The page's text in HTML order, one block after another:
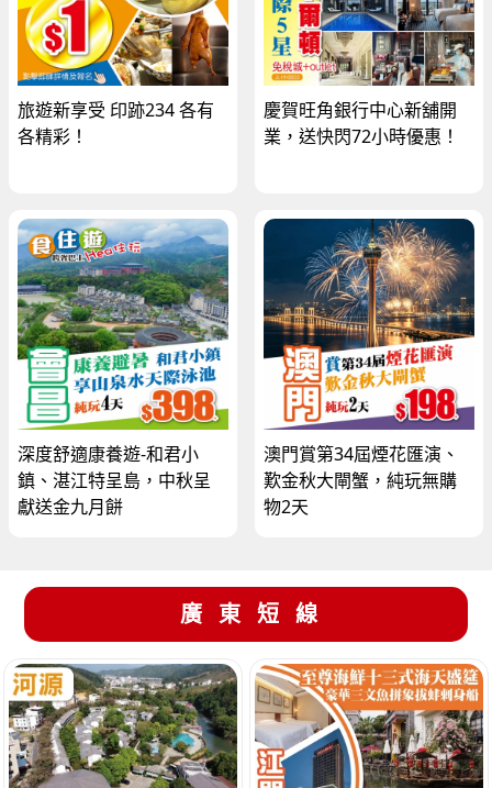
旅遊新享受 印跡234 各有
各精彩！
慶賀旺角銀行中心新舖開
業，送快閃72小時優惠！
深度舒適康養遊-和君小
鎮、湛江特呈島，中秋呈
獻送金九月餅
澳門賞第34屆煙花匯演、
歎金秋大閘蟹，純玩無購
物2天
廣東短線